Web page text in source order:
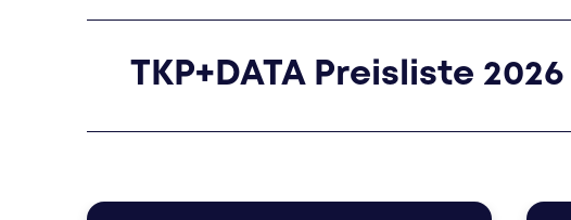
TKP+DATA Preisliste 2026